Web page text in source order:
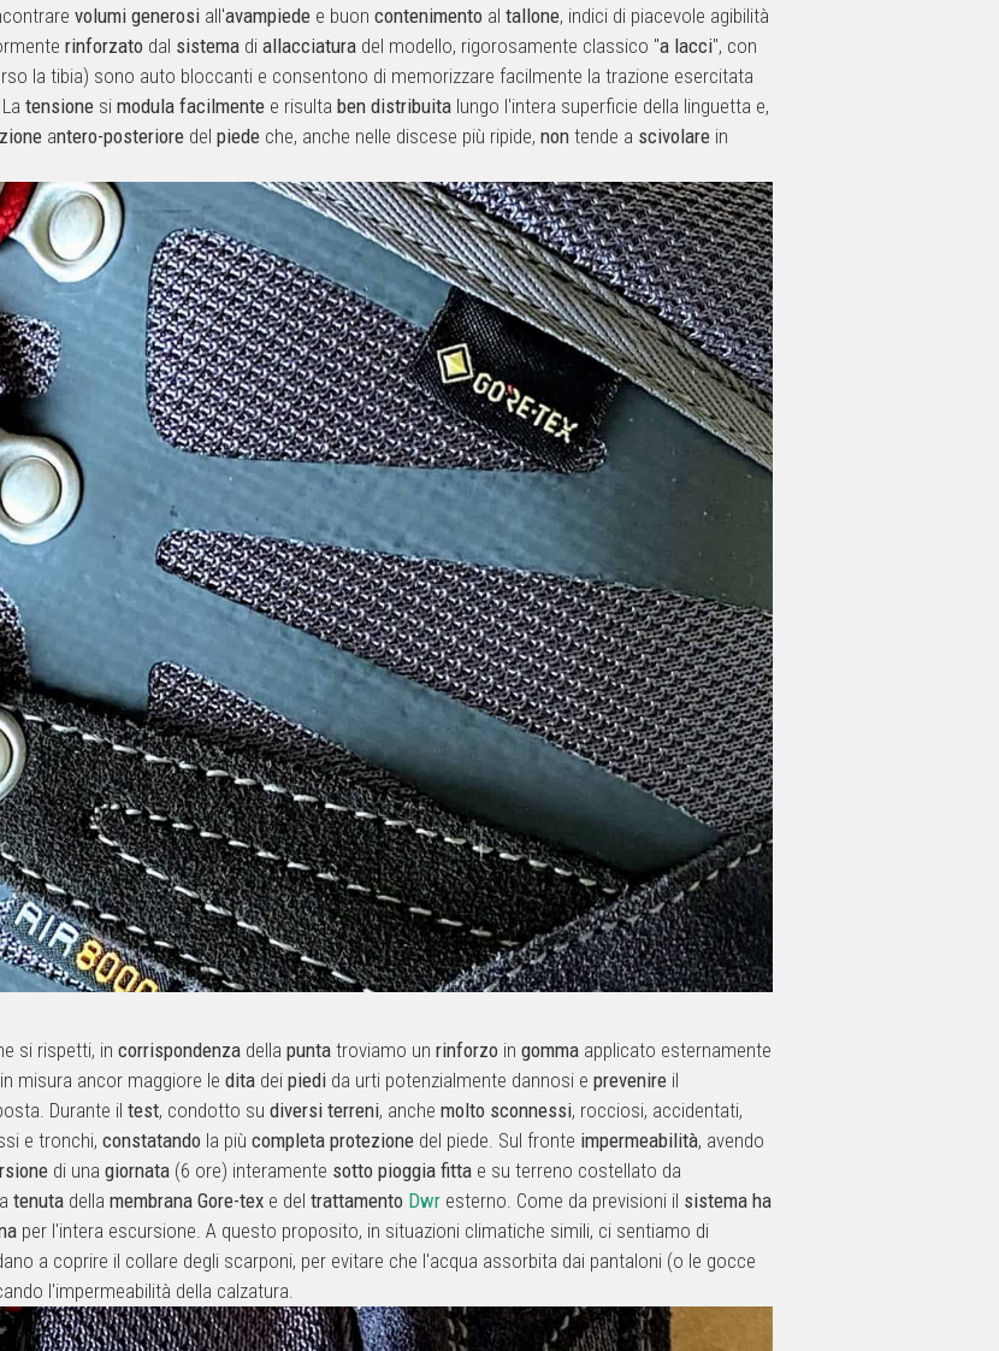
volumi generosi all'avampiede e buon contenimento al tallone, indici di piacevole agibilità
rinforzato dal sistema di allacciatura del modello, rigorosamente classico "a lacci", con
la tibia) sono auto bloccanti e consentono di memorizzare facilmente la trazione esercitata
tensione si modula facilmente e risulta ben distribuita lungo l'intera superficie della linguetta e,
antero-posteriore del piede che, anche nelle discese più ripide, non tende a scivolare in
si rispetti, in corrispondenza della punta troviamo un rinforzo in gomma applicato esternamente
in misura ancor maggiore le dita dei piedi da urti potenzialmente dannosi e prevenire il
Durante il test, condotto su diversi terreni, anche molto sconnessi, rocciosi, accidentati,
e tronchi, constatando la più completa protezione del piede. Sul fronte impermeabilità, avendo
di una giornata (6 ore) interamente sotto pioggia fitta e su terreno costellato da
tenuta della membrana Gore-tex e del trattamento Dwr esterno. Come da previsioni il sistema ha
per l'intera escursione. A questo proposito, in situazioni climatiche simili, ci sentiamo di
a coprire il collare degli scarponi, per evitare che l'acqua assorbita dai pantaloni (o le gocce
l'impermeabilità della calzatura.